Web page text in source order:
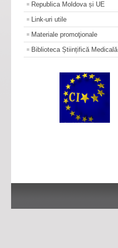
Republica Moldova și UE
Link-uri utile
Materiale promoţionale
Biblioteca Științifică Medicală